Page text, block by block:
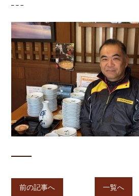
前の記事へ 一覧へ